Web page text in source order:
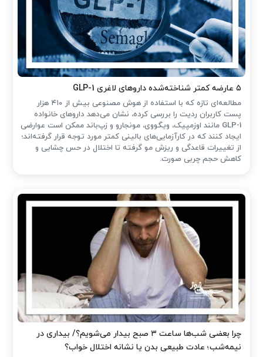
۵ عارضه کمتر شناخته‌شده داروهای لاغری GLP-1
مطالعه‌ای تازه که با استفاده از هوش مصنوعی بیش از ۴۱۰ هزار
پست کاربران ردیت را بررسی کرده، نشان می‌دهد داروهای خانواده
GLP-1 مانند اوزمپیک، ویگووی، مونجارو و زپ‌باند ممکن است عوارضی
ایجاد کنند که در کارآزمایی‌های بالینی کمتر مورد توجه قرار گرفته‌اند؛
از تغییرات قاعدگی و ریزش مو گرفته تا اختلال در حس چشایی و
کاهش حجم چربی صورت.
چرا بعضی شب‌ها ساعت ۳ صبح بیدار می‌شویم؟/ بیداری در
نیمه‌شب؛ عادت طبیعی بدن یا نشانه اختلال خواب؟